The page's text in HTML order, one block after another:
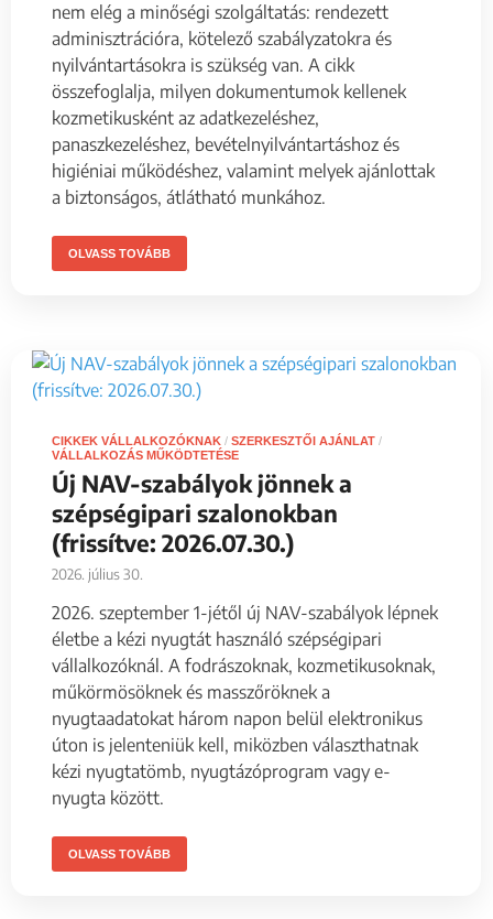
nem elég a minőségi szolgáltatás: rendezett
adminisztrációra, kötelező szabályzatokra és
nyilvántartásokra is szükség van. A cikk
összefoglalja, milyen dokumentumok kellenek
kozmetikusként az adatkezeléshez,
panaszkezeléshez, bevételnyilvántartáshoz és
higiéniai működéshez, valamint melyek ajánlottak
a biztonságos, átlátható munkához.
OLVASS TOVÁBB
CIKKEK VÁLLALKOZÓKNAK / SZERKESZTŐI AJÁNLAT /
VÁLLALKOZÁS MŰKÖDTETÉSE
Új NAV-szabályok jönnek a
szépségipari szalonokban
(frissítve: 2026.07.30.)
2026. július 30.
2026. szeptember 1-jétől új NAV-szabályok lépnek
életbe a kézi nyugtát használó szépségipari
vállalkozóknál. A fodrászoknak, kozmetikusoknak,
műkörmösöknek és masszőröknek a
nyugtaadatokat három napon belül elektronikus
úton is jelenteniük kell, miközben választhatnak
kézi nyugtatömb, nyugtázóprogram vagy e-
nyugta között.
OLVASS TOVÁBB